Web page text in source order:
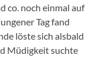
co. noch einmal auf
Tag fand
löste sich alsbald
Müdigkeit suchte